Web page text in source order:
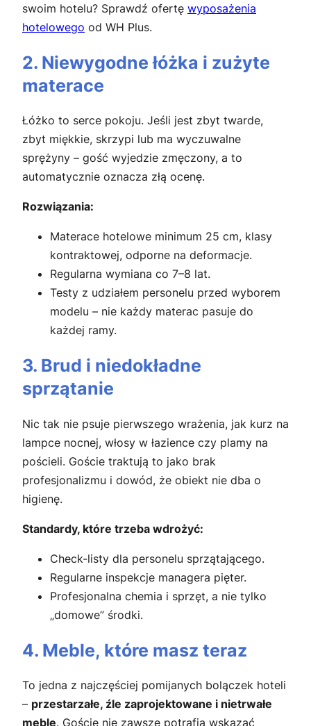
swoim hotelu? Sprawdź ofertę wyposażenia
hotelowego od WH Plus.
2. Niewygodne łóżka i zużyte
materace
Łóżko to serce pokoju. Jeśli jest zbyt twarde,
zbyt miękkie, skrzypi lub ma wyczuwalne
sprężyny – gość wyjedzie zmęczony, a to
automatycznie oznacza złą ocenę.
Rozwiązania:
Materace hotelowe minimum 25 cm, klasy
kontraktowej, odporne na deformacje.
Regularna wymiana co 7–8 lat.
Testy z udziałem personelu przed wyborem
modelu – nie każdy materac pasuje do
każdej ramy.
3. Brud i niedokładne
sprzątanie
Nic tak nie psuje pierwszego wrażenia, jak kurz na
lampce nocnej, włosy w łazience czy plamy na
pościeli. Goście traktują to jako brak
profesjonalizmu i dowód, że obiekt nie dba o
higienę.
Standardy, które trzeba wdrożyć:
Check-listy dla personelu sprzątającego.
Regularne inspekcje managera pięter.
Profesjonalna chemia i sprzęt, a nie tylko
„domowe” środki.
4. Meble, które masz teraz
To jedna z najczęściej pomijanych bolączek hoteli
– przestarzałe, źle zaprojektowane i nietrwałe
meble. Goście nie zawsze potrafią wskazać